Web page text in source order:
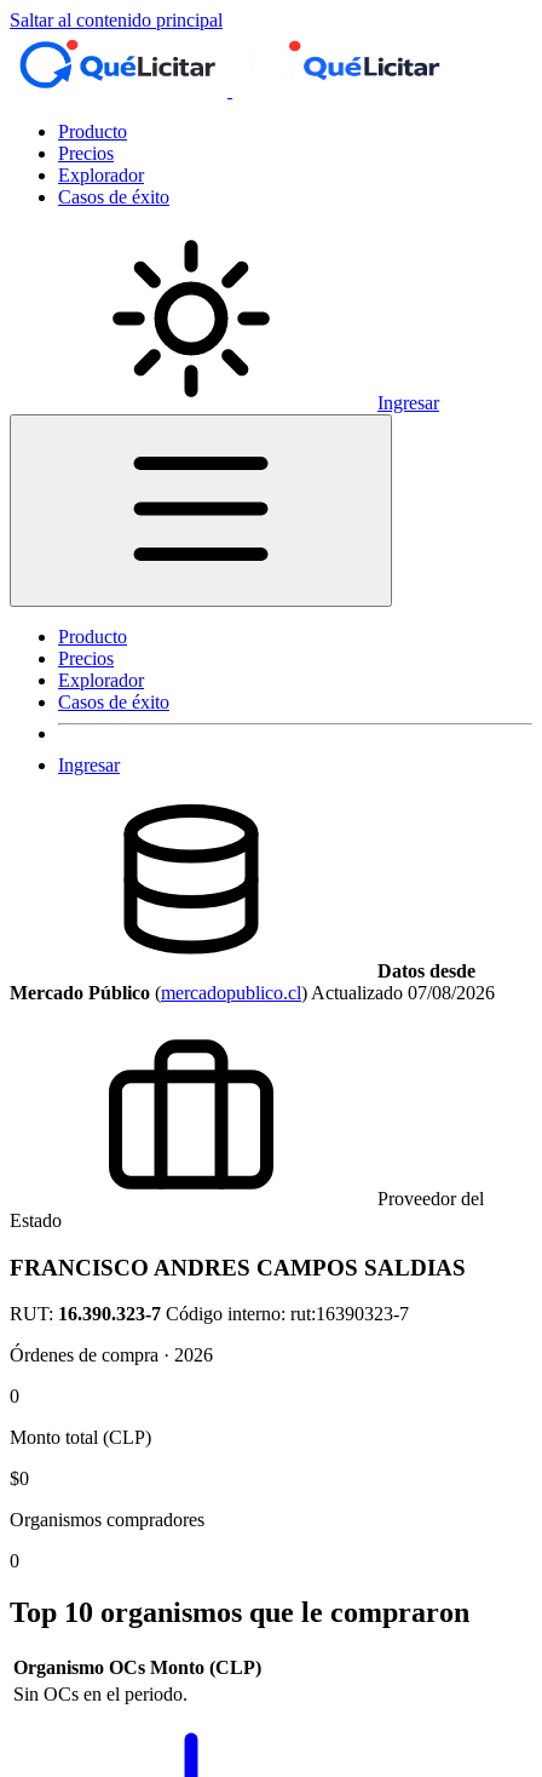
Saltar al contenido principal
Producto
Precios
Explorador
Casos de éxito
Ingresar
Producto
Precios
Explorador
Casos de éxito
Ingresar
Datos desde
Mercado Público (mercadopublico.cl) Actualizado 07/08/2026
Proveedor del
Estado
FRANCISCO ANDRES CAMPOS SALDIAS
RUT: 16.390.323-7 Código interno: rut:16390323-7
Órdenes de compra · 2026
0
Monto total (CLP)
$0
Organismos compradores
0
Top 10 organismos que le compraron
Organismo OCs Monto (CLP)
Sin OCs en el periodo.